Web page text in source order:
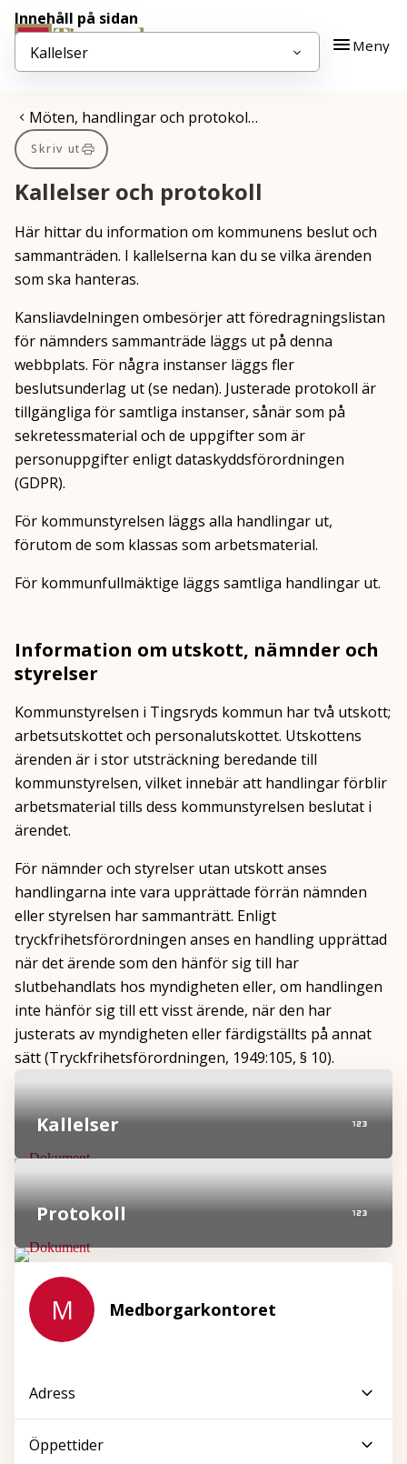
Gå till innehåll
Gå till huvudmeny
Meny
Du är här:
Möten, handlingar och protokol…
Skriv ut
Kallelser och protokoll
Här hittar du information om kommunens beslut och
sammanträden. I kallelserna kan du se vilka ärenden
som ska hanteras.
Kansliavdelningen ombesörjer att föredragningslistan
för nämnders sammanträde läggs ut på denna
webbplats. För några instanser läggs fler
beslutsunderlag ut (se nedan). Justerade protokoll är
tillgängliga för samtliga instanser, sånär som på
sekretessmaterial och de uppgifter som är
personuppgifter enligt dataskyddsförordningen
(GDPR).
För kommunstyrelsen läggs alla handlingar ut,
förutom de som klassas som arbetsmaterial.
För kommunfullmäktige läggs samtliga handlingar ut.
Information om utskott, nämnder och
styrelser
Kommunstyrelsen i Tingsryds kommun har två utskott;
arbetsutskottet och personalutskottet. Utskottens
ärenden är i stor utsträckning beredande till
kommunstyrelsen, vilket innebär att handlingar förblir
arbetsmaterial tills dess kommunstyrelsen beslutat i
ärendet.
För nämnder och styrelser utan utskott anses
handlingarna inte vara upprättade förrän nämnden
eller styrelsen har sammanträtt. Enligt
tryckfrihetsförordningen anses en handling upprättad
när det ärende som den hänför sig till har
slutbehandlats hos myndigheten eller, om handlingen
inte hänför sig till ett visst ärende, när den har
justerats av myndigheten eller färdigställts på annat
sätt (Tryckfrihetsförordningen, 1949:105, § 10).
Kallelser
Protokoll
M Medborgarkontoret
Adress
Öppettider
Innehåll på sidan
Kallelser